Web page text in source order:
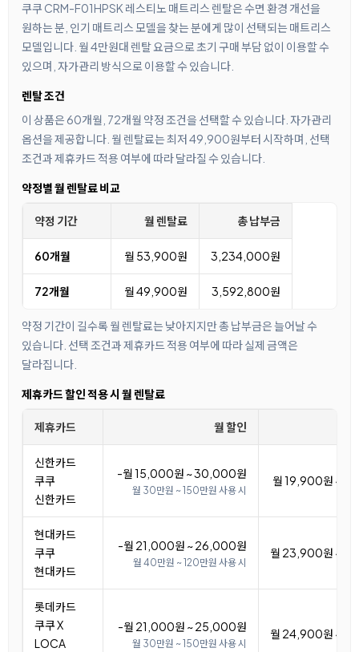
쿠쿠 CRM-F01HPSK 레스티노 매트리스 렌탈은 수면 환경 개선을
원하는 분, 인기 매트리스 모델을 찾는 분에게 많이 선택되는 매트리스
모델입니다. 월 4만원대 렌탈 요금으로 초기 구매 부담 없이 이용할 수
있으며, 자가관리 방식으로 이용할 수 있습니다.
렌탈 조건
이 상품은 60개월, 72개월 약정 조건을 선택할 수 있습니다. 자가관리
옵션을 제공합니다. 월 렌탈료는 최저 49,900원부터 시작하며, 선택
조건과 제휴카드 적용 여부에 따라 달라질 수 있습니다.
약정별 월 렌탈료 비교
약정 기간 월 렌탈료 총 납부금
60개월 월 53,900원 3,234,000원
72개월 월 49,900원 3,592,800원
약정 기간이 길수록 월 렌탈료는 낮아지지만 총 납부금은 늘어날 수
있습니다. 선택 조건과 제휴카드 적용 여부에 따라 실제 금액은
달라집니다.
제휴카드 할인 적용 시 월 렌탈료
제휴카드 월 할인
신한카드
쿠쿠
신한카드
-월 15,000원 ~ 30,000원
월 30만원 ~ 150만원 사용 시
월 19,900원 ~
현대카드
쿠쿠
현대카드
-월 21,000원 ~ 26,000원
월 40만원 ~ 120만원 사용 시
월 23,900원 ~
롯데카드
쿠쿠 X
LOCA
-월 21,000원 ~ 25,000원
월 30만원 ~ 150만원 사용 시
월 24,900원 ~